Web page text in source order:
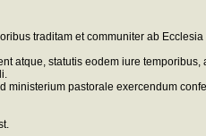
traditam et communiter ab
atque, statutis eodem iure
ministerium pastorale exercendum